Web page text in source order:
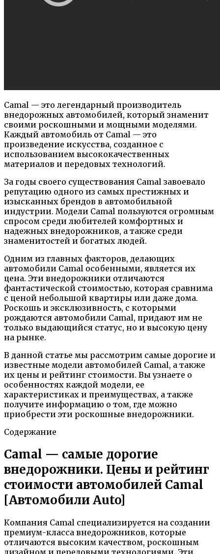
Camal — это легендарный производитель
внедорожных автомобилей, который знаменит
своими роскошными и мощными моделями.
Каждый автомобиль от Camal — это
произведение искусства, созданное с
использованием высококачественных
материалов и передовых технологий.
За годы своего существования Camal завоевало
репутацию одного из самых престижных и
изысканных брендов в автомобильной
индустрии. Модели Camal пользуются огромным
спросом среди любителей комфортных и
надежных внедорожников, а также среди
знаменитостей и богатых людей.
Одним из главных факторов, делающих
автомобили Camal особенными, является их
цена. Эти внедорожники отличаются
фантастической стоимостью, которая сравнима
с ценой небольшой квартиры или даже дома.
Роскошь и эксклюзивность, с которыми
рождаются автомобили Camal, придают им не
только выдающийся статус, но и высокую цену
на рынке.
В данной статье мы рассмотрим самые дорогие и
известные модели автомобилей Camal, а также
их цены и рейтинг стоимости. Вы узнаете о
особенностях каждой модели, ее
характеристиках и преимуществах, а также
получите информацию о том, где можно
приобрести эти роскошные внедорожники.
Содержание
Camal — самые дорогие
внедорожники. Цены и рейтинг
стоимости автомобилей Camal
[Автомобили Auto]
Компания Camal специализируется на создании
премиум-класса внедорожников, которые
отличаются высоким качеством, роскошным
дизайном и передовыми технологиями. Эти